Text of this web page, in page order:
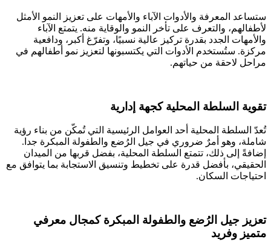
ستساعد المعرفة والأدوات الآباء والأمهات على تعزيز النمو الأمثل
لأطفالهم، والتعرف على تأخر النمو والوقاية منه. يتمتع الآباء
والأمهات الجدد بقدرة تركيز عالية نسبيًا، وتفرّغ أكبر، ودافعية
مركزة. ستُستخدم الأدوات التي يكتسبونها لتعزيز نمو أطفالهم في
مراحل لاحقة من حياتهم.
تقوية السلطة المحلية كجهة إدارية
تُعدّ السلطة المحلية أحد العوامل الرئيسية التي تُمكّن من بناء رؤية
شاملة، وهو أمرٌ ضروري في جيل الرُضع والطفولة المبكرة جدا.
إضافةً إلى ذلك، تتمتع السلطة المحلية، بفضل قربها من الميدان
الحقيقي، بأفضل قدرة على تخطيط وتنسيق الاستجابة بما يتوافق مع
احتياجات السكان.
تعزيز جيل الرُضع والطفولة المبكرة كمجال معرفي
متميز وفريد